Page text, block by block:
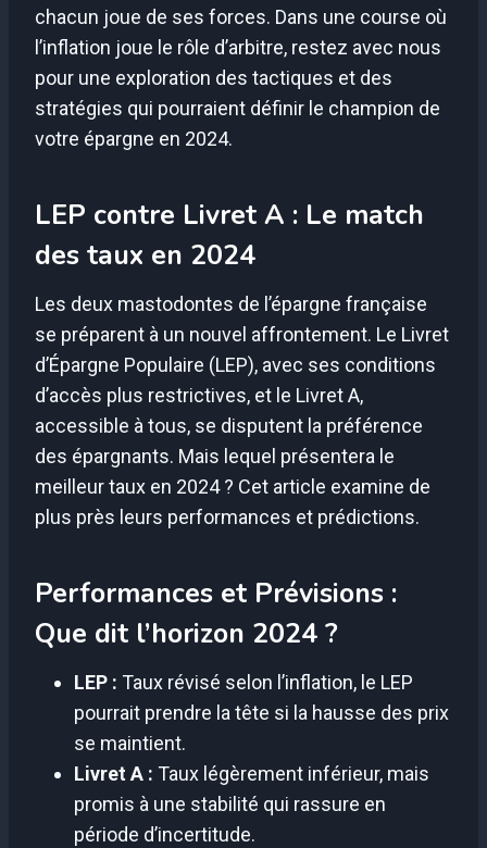
chacun joue de ses forces. Dans une course où
l’inflation joue le rôle d’arbitre, restez avec nous
pour une exploration des tactiques et des
stratégies qui pourraient définir le champion de
votre épargne en 2024.
LEP contre Livret A : Le match
des taux en 2024
Les deux mastodontes de l’épargne française
se préparent à un nouvel affrontement. Le Livret
d’Épargne Populaire (LEP), avec ses conditions
d’accès plus restrictives, et le Livret A,
accessible à tous, se disputent la préférence
des épargnants. Mais lequel présentera le
meilleur taux en 2024 ? Cet article examine de
plus près leurs performances et prédictions.
Performances et Prévisions :
Que dit l’horizon 2024 ?
LEP : Taux révisé selon l’inflation, le LEP
pourrait prendre la tête si la hausse des prix
se maintient.
Livret A : Taux légèrement inférieur, mais
promis à une stabilité qui rassure en
période d’incertitude.